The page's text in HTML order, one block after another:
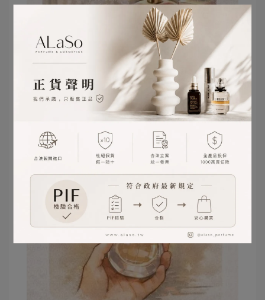
🌪️ 溫柔對待，拒絕過度搖晃
噴香水前不需要像搖泡沫紅茶一樣去晃動瓶身喔！過度的
搖晃會讓空氣混入液體，加速氧化過程。
請溫柔地拿起它，安靜地按下噴頭，讓香氣自然散發就
好。